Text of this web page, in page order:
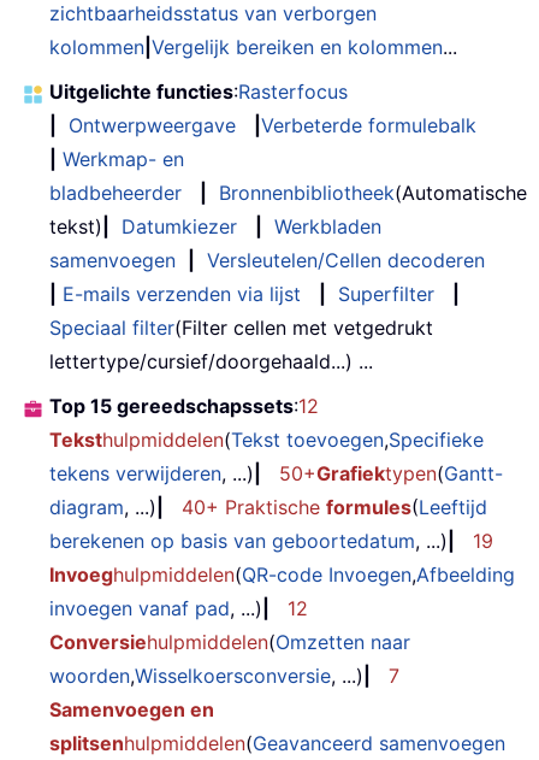
zichtbaarheidsstatus van verborgen
kolommen Vergelijk bereiken en kolommen...
Uitgelichte functies:Rasterfocus
Ontwerpweergave
Verbeterde formulebalk
Werkmap- en
bladbeheerder
Bronnenbibliotheek(Automatische
tekst)
Datumkiezer
Werkbladen
samenvoegen
Versleutelen/Cellen decoderen
E-mails verzenden via lijst Superfilter
Speciaal filter(Filter cellen met vetgedrukt
lettertype/cursief/doorgehaald...) ...
Top 15 gereedschapssets:12
Teksthulpmiddelen(Tekst toevoegen,Specifieke
tekens verwijderen, ...) 50+Grafiektypen(Gantt-
diagram, ...) 40+ Praktische formules(Leeftijd
berekenen op basis van geboortedatum, ...)
19
Invoeghulpmiddelen(QR-code Invoegen,Afbeelding
invoegen vanaf pad, ...)
12
Conversiehulpmiddelen(Omzetten naar
woorden,Wisselkoersconversie, ...)
7
Samenvoegen en
splitsenhulpmiddelen(Geavanceerd samenvoegen